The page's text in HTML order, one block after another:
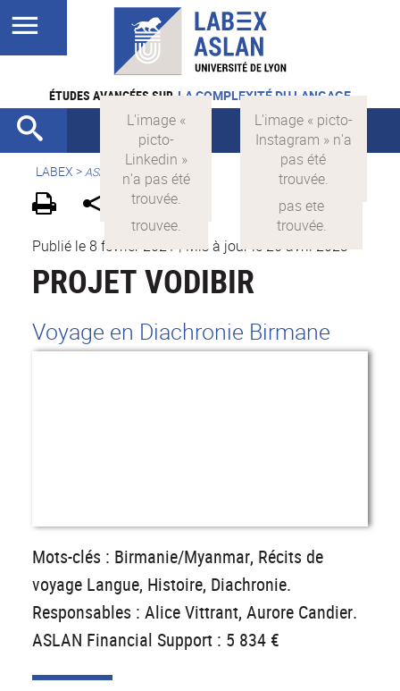
ÉTUDES AVANCÉES SUR LA COMPLEXITÉ DU LANGAGE
LABEX >ASLAN
Publié le 8 février 2021 | Mis à jour le 26 avril 2023
PROJET VODIBIR
Voyage en Diachronie Birmane
Mots-clés : Birmanie/Myanmar, Récits de
voyage Langue, Histoire, Diachronie.
Responsables : Alice Vittrant, Aurore Candier.
ASLAN Financial Support : 5 834 €